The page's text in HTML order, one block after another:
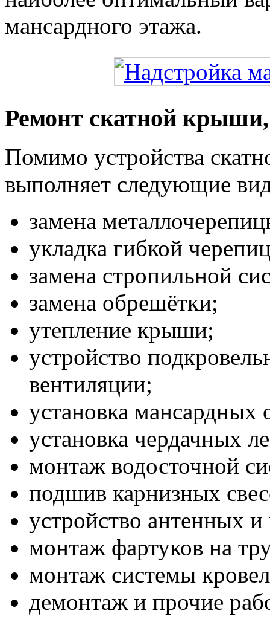
мансардного этажа.
Ремонт скатной крыши,
Помимо устройства
выполняет следующие
замена
укладка гибкой
замена стропильной
замена обрешётки;
утепление крыши;
устройство
вентиляции;
установка мансардных
установка чердачных
монтаж водосточной
подшив карнизных
устройство антенных
монтаж фартуков на
монтаж системы
демонтаж и прочие